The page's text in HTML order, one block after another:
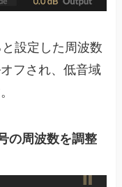
設定した周波数
フされ、低音域
の周波数を調整